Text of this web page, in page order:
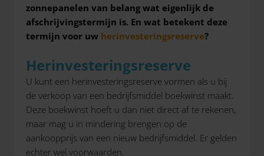
zonnepanelen van belang wat eigenlijk de
afschrijvingstermijn is. En wat betekent deze
termijn voor uw herinvesteringsreserve?
Herinvesteringsreserve
U kunt een herinvesteringsreserve vormen als u bij
de verkoop van een bedrijfsmiddel boekwinst maakt.
Deze boekwinst hoeft u dan niet direct af te rekenen,
maar mag u in mindering brengen op de
aankoopprijs van een nieuw bedrijfsmiddel. Er gelden
echter wel voorwaarden.